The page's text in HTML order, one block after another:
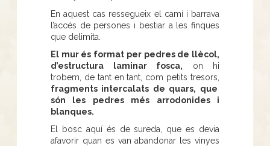
En aquest cas ressegueix el camí i barrava
l’accés de persones i bestiar a les finques
que delimita.
El mur és format per pedres de llècol,
d’estructura laminar fosca, on hi
trobem, de tant en tant, com petits tresors,
fragments intercalats de quars, que
són les pedres més arrodonides i
blanques.
El bosc aquí és de sureda, que es devia
afavorir quan es van abandonar les vinyes